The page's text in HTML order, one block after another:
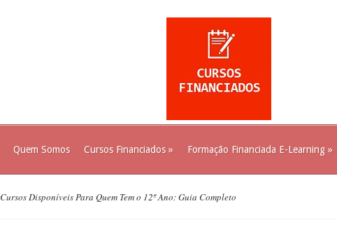
Quem Somos Cursos Financiados» Formação Financiada E-Learning »
Cursos Disponíveis Para Quem Tem o 12º Ano: Guia Completo